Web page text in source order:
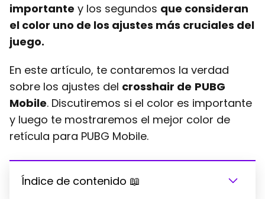
importante y los segundos que consideran
el color uno de los ajustes más cruciales del
juego.
En este artículo, te contaremos la verdad
sobre los ajustes del crosshair de PUBG
Mobile. Discutiremos si el color es importante
y luego te mostraremos el mejor color de
retícula para PUBG Mobile.
Índice de contenido 📖